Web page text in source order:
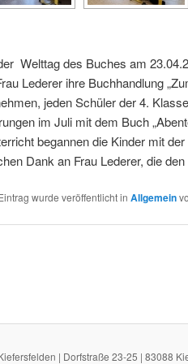
Welttag des Buches am
Lederer ihre Buchhandlung
jeden Schüler der 4.
im Juli mit dem Buch
begannen die Kinder mit
Dank an Frau Lederer, die
wurde veröffentlicht in Allgemein
| Dorfstraße 23-25 | 83088